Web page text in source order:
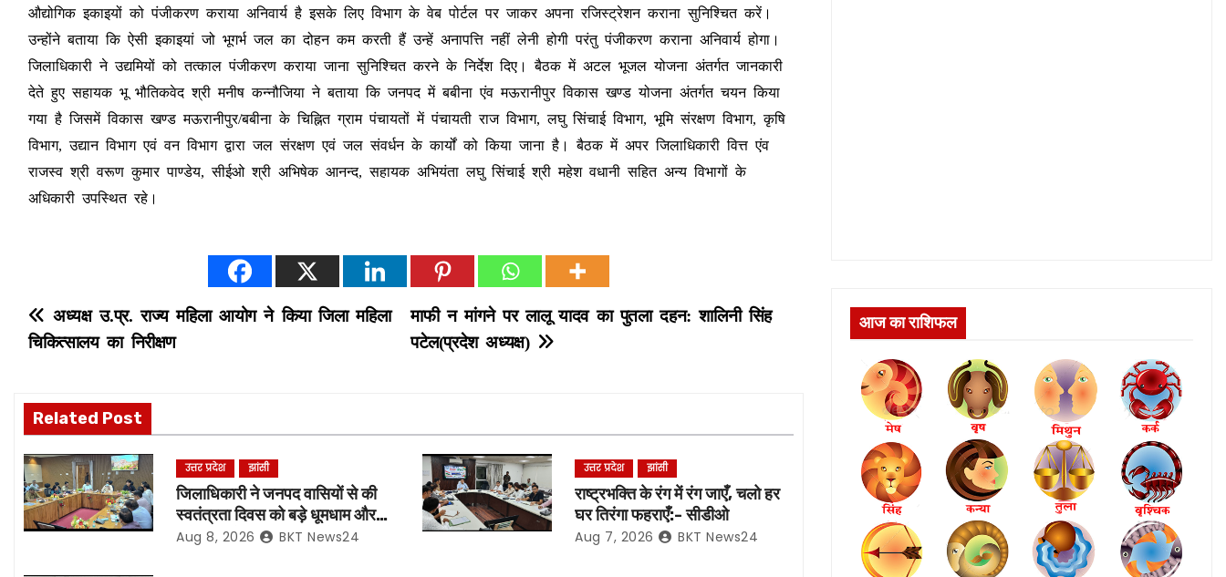
औद्योगिक इकाइयों को पंजीकरण कराया अनिवार्य है इसके लिए विभाग के वेब पोर्टल पर जाकर अपना रजिस्ट्रेशन कराना सुनिश्चित करें।
उन्होंने बताया कि ऐसी इकाइयां जो भूगर्भ जल का दोहन कम करती हैं उन्हें अनापत्ति नहीं लेनी होगी परंतु पंजीकरण कराना अनिवार्य होगा।
जिलाधिकारी ने उद्यमियों को तत्काल पंजीकरण कराया जाना सुनिश्चित करने के निर्देश दिए। बैठक में अटल भूजल योजना अंतर्गत जानकारी
देते हुए सहायक भू भौतिकवेद श्री मनीष कन्नौजिया ने बताया कि जनपद में बबीना एंव मऊरानीपुर विकास खण्ड योजना अंतर्गत चयन किया
गया है जिसमें विकास खण्ड मऊरानीपुर/बबीना के चिह्नित ग्राम पंचायतों में पंचायती राज विभाग, लघु सिंचाई विभाग, भूमि संरक्षण विभाग, कृषि
विभाग, उद्यान विभाग एवं वन विभाग द्वारा जल संरक्षण एवं जल संवर्धन के कार्यों को किया जाना है। बैठक में अपर जिलाधिकारी वित्त एंव
राजस्व श्री वरूण कुमार पाण्डेय, सीईओ श्री अभिषेक आनन्द, सहायक अभियंता लघु सिंचाई श्री महेश वधानी सहित अन्य विभागों के
अधिकारी उपस्थित रहे।
P
o
s
t
n
a
माफी न मांगने पर लालू यादव का पुतला दहन: शालिनी सिंह
पटेल(प्रदेश अध्यक्ष)
अध्यक्ष उ.प्र. राज्य महिला आयोग ने किया जिला महिला
चिकित्सालय का निरीक्षण
Related Post
उत्तर प्रदेश झांसी
जिलाधिकारी ने जनपद वासियों से की
स्वतंत्रता दिवस को बड़े धूमधाम और
हर्षोल्लास के साथ मनाएं जाने की अपील
Aug 8, 2026 BKT News24
उत्तर प्रदेश झांसी
राष्ट्रभक्ति के रंग में रंग जाएँ, चलो हर
घर तिरंगा फहराएँ:- सीडीओ
Aug 7, 2026 BKT News24
आज का राशिफल